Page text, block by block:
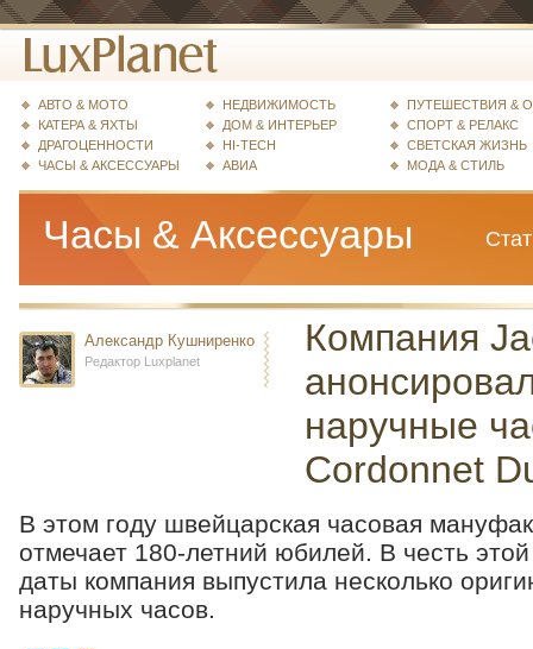
АВТО & МОТО
КАТЕРА & ЯХТЫ
ДРАГОЦЕННОСТИ
ЧАСЫ & АКСЕССУАРЫ
НЕДВИЖИМОСТЬ
ДОМ & ИНТЕРЬЕР
HI-TECH
АВИА
ПУТЕШЕСТВИЯ &
СПОРТ & РЕЛАКС
СВЕТСКАЯ ЖИЗНЬ
МОДА & СТИЛЬ
Часы & Аксессуары
Александр Кушниренко
Редактор Luxplanet
Компания
наручные
Cordonnet
В этом году швейцарская часовая
отмечает 180-летний юбилей. В честь
даты компания выпустила несколько
наручных часов.